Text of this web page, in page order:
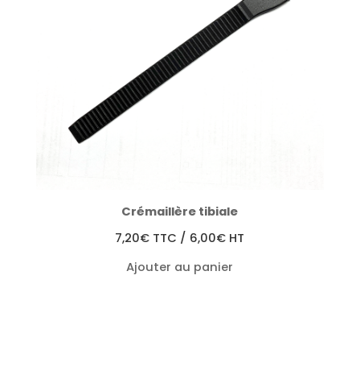
Crémaillère tibiale
7,20€ TTC / 6,00€ HT
Ajouter au panier